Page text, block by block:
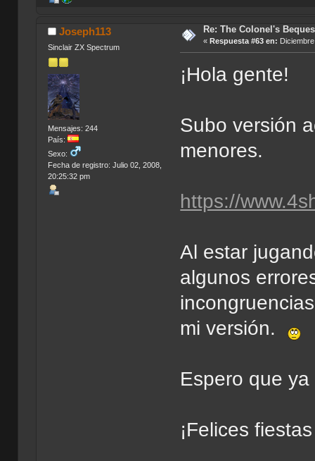
Joseph113
Sinclair ZX Spectrum
Mensajes: 244
País:
Sexo:
Fecha de registro: Julio 02, 2008,
20:25:32 pm
Re: The Colonel's
« Respuesta #63 en:
¡Hola gente!
Subo versión
menores.
https://
Al estar
algunos
mi versión.
Espero que
¡Felices